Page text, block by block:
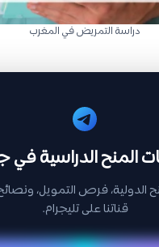
دراسة التمريض في المغرب
المنح الدراسية في
الدولية، فرص التمويل،
قناتنا على تليجرام.